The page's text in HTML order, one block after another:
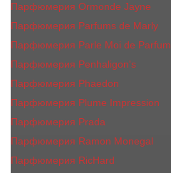
Парфюмерия Ormonde Jayne
Парфюмерия Parfums de Marly
Парфюмерия Parle Moi de Parfum
Парфюмерия Penhaligon's
Парфюмерия Phaedon
Парфюмерия Plume Impression
Парфюмерия Prada
Парфюмерия Ramon Monegal
Парфюмерия RicHard